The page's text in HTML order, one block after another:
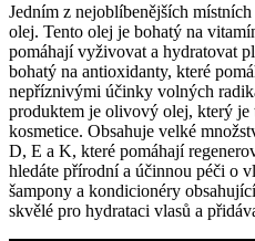
Jedním ⁣z nejoblíbenějších⁣
olej. ⁢Tento olej je bohatý na
pomáhají vyživovat a hydratovat
bohatý na antioxidanty, které
nepříznivými účinky volných‍
produktem je olivový olej, který‍ je
kosmetice. Obsahuje velké
D, ‍E a K, které pomáhají
hledáte přírodní⁢ a ​účinnou péči o⁤
šampony a kondicionéry⁤
⁢skvělé pro hydrataci vlasů a